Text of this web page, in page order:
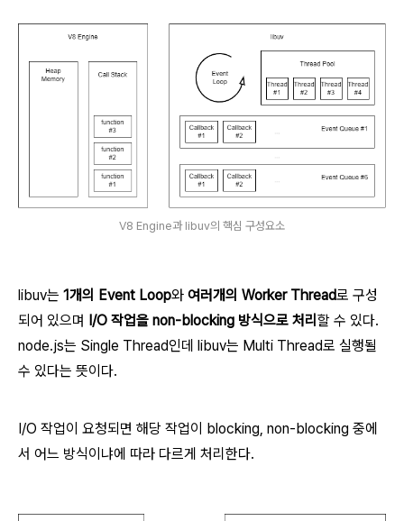
V8 Engine과 libuv의 핵심 구성요소
libuv는 1개의 Event Loop와 여러개의 Worker Thread로 구성
되어 있으며 I/O 작업을 non-blocking 방식으로 처리 할 수 있다.
node.js는 Single Thread인데 libuv는 Multi Thread로 실행될
수 있다는 뜻이다.
I/O 작업이 요청되면 해당 작업이 blocking, non-blocking 중에
서 어느 방식이냐에 따라 다르게 처리한다.